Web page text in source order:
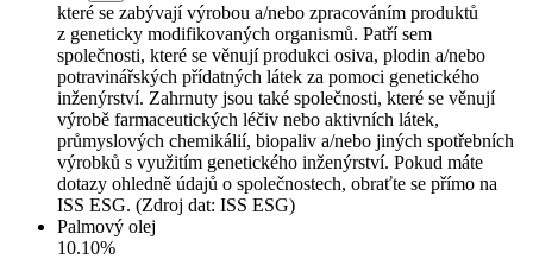
které se zabývají výrobou a/nebo zpracováním produktů
z geneticky modifikovaných organismů. Patří sem
společnosti, které se věnují produkci osiva, plodin a/nebo
potravinářských přídatných látek za pomoci genetického
inženýrství. Zahrnuty jsou také společnosti, které se věnují
výrobě farmaceutických léčiv nebo aktivních látek,
průmyslových chemikálií, biopaliv a/nebo jiných spotřebních
výrobků s využitím genetického inženýrství. Pokud máte
dotazy ohledně údajů o společnostech, obraťte se přímo na
ISS ESG. (Zdroj dat: ISS ESG)
Palmový olej
10.10%